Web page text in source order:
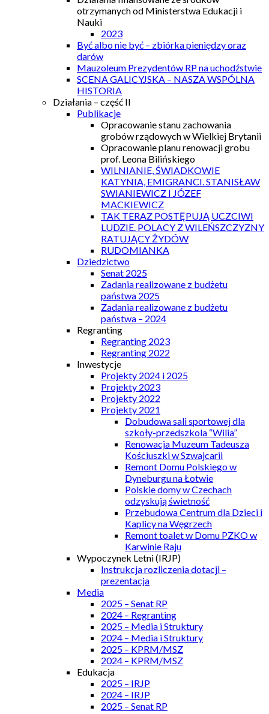
otrzymanych od Ministerstwa Edukacji i
Nauki
2023
Być albo nie być – zbiórka pieniędzy oraz
darów
Mauzoleum Prezydentów RP na uchodźstwie
SCENA GALICYJSKA – NASZA WSPÓLNA
HISTORIA
Działania – część II
Publikacje
Opracowanie stanu zachowania
grobów rządowych w Wielkiej Brytanii
Opracowanie planu renowacji grobu
prof. Leona Bilińskiego
WILNIANIE, ŚWIADKOWIE
KATYNIA, EMIGRANCI. STANISŁAW
SWIANIEWICZ I JÓZEF
MACKIEWICZ
TAK TERAZ POSTĘPUJĄ UCZCIWI
LUDZIE. POLACY Z WILEŃSZCZYZNY
RATUJĄCY ŻYDÓW
RUDOMIANKA
Dziedzictwo
Senat 2025
Zadania realizowane z budżetu
państwa 2025
Zadania realizowane z budżetu
państwa – 2024
Regranting
Regranting 2023
Regranting 2022
Inwestycje
Projekty 2024 i 2025
Projekty 2023
Projekty 2022
Projekty 2021
Dobudowa sali sportowej dla
szkoły-przedszkola “Wilia”
Renowacja Muzeum Tadeusza
Kościuszki w Szwajcarii
Remont Domu Polskiego w
Dyneburgu na Łotwie
Polskie domy w Czechach
odzyskują świetność
Przebudowa Centrum dla Dzieci i
Kaplicy na Węgrzech
Remont toalet w Domu PZKO w
Karwinie Raju
Wypoczynek Letni (IRJP)
Instrukcja rozliczenia dotacji –
prezentacja
Media
2025 – Senat RP
2024 – Regranting
2025 – Media i Struktury
2024 – Media i Struktury
2025 – KPRM/MSZ
2024 – KPRM/MSZ
Edukacja
2025 – IRJP
2024 – IRJP
2025 – Senat RP